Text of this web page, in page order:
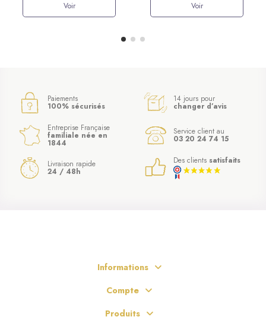
Voir
Voir
Paiements
100% sécurisés
14 jours pour
changer d’avis
Entreprise Française
familiale née en
1844
Service client au
03 20 24 74 15
Livraison rapide
24 / 48h
Des clients satisfaits
Informations
Compte
Produits